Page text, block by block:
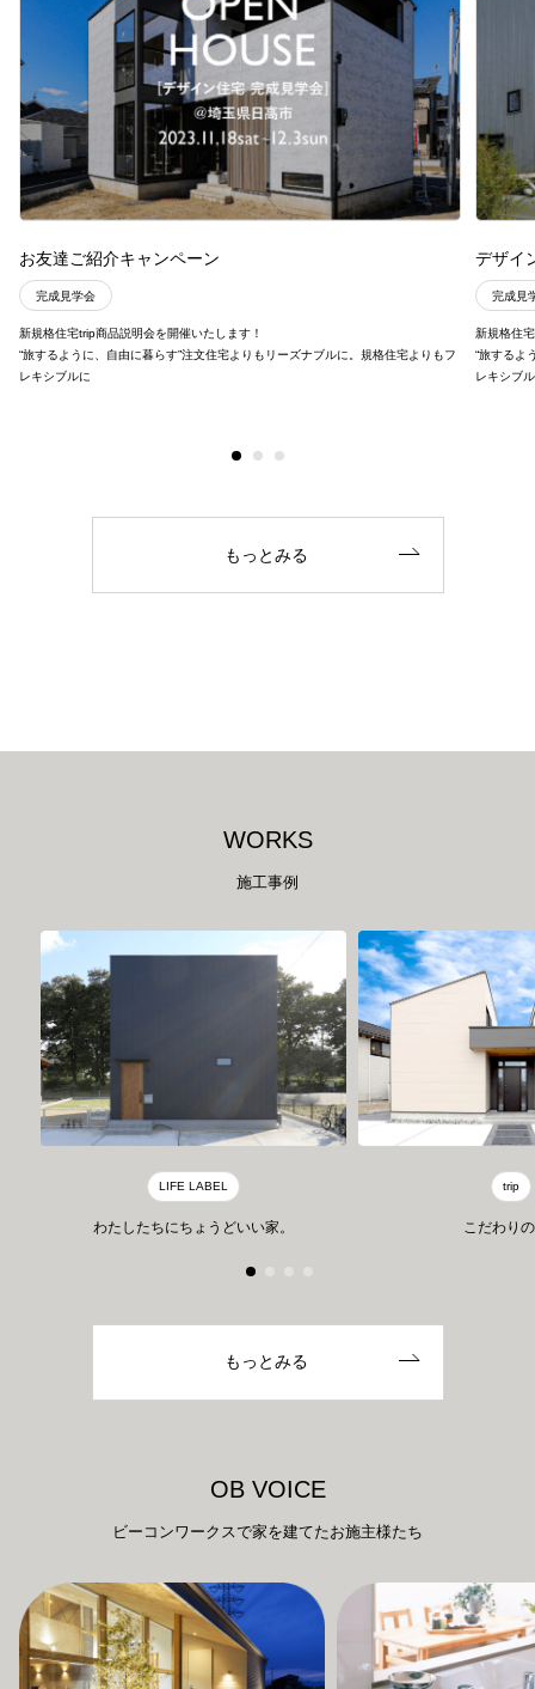
お友達ご紹介キャンペーン
完成見学会
新規格住宅trip商品説明会を開催いたします！
“旅するように、自由に暮らす”注文住宅よりもリーズナブルに。規格住宅よりもフ
レキシブルに
デザイ
完成見
新規格住
“旅するよ
レキシブ
もっとみる
WORKS
施工事例
LIFE LABEL
わたしたちにちょうどいい家。
trip
こだわり
もっとみる
OB VOICE
ビーコンワークスで家を建てたお施主様たち